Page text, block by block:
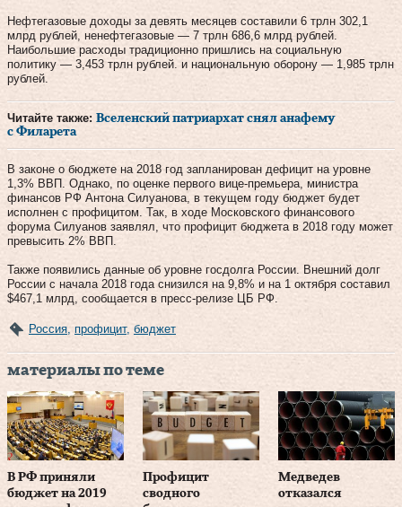
Нефтегазовые доходы за девять месяцев составили 6 трлн 302,1
млрд рублей, ненефтегазовые — 7 трлн 686,6 млрд рублей.
Наибольшие расходы традиционно пришлись на социальную
политику — 3,453 трлн рублей. и национальную оборону — 1,985 трлн
рублей.
Читайте также: Вселенский патриархат снял анафему
с Филарета
В законе о бюджете на 2018 год запланирован дефицит на уровне
1,3% ВВП. Однако, по оценке первого вице-премьера, министра
финансов РФ Антона Силуанова, в текущем году бюджет будет
исполнен с профицитом. Так, в ходе Московского финансового
форума Силуанов заявлял, что профицит бюджета в 2018 году может
превысить 2% ВВП.
Также появились данные об уровне госдолга России. Внешний долг
России с начала 2018 года снизился на 9,8% и на 1 октября составил
$467,1 млрд, сообщается в пресс-релизе ЦБ РФ.
Россия профицит, бюджет
материалы по теме
В РФ приняли
бюджет на 2019
Профицит
сводного
Медведев
отказался